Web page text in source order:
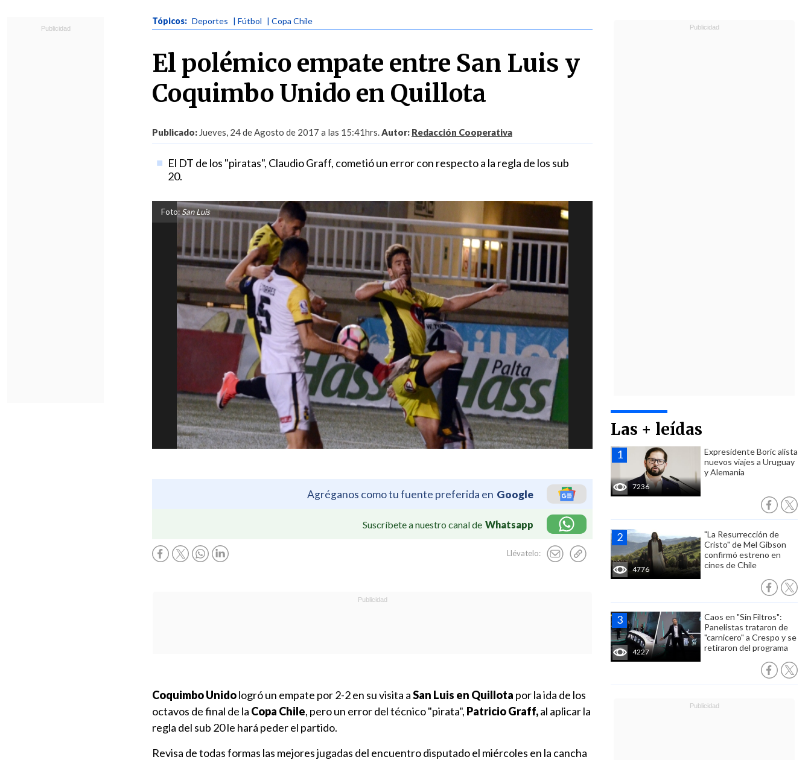
Tópicos: Deportes | Fútbol | Copa Chile
El polémico empate entre San Luis y
Coquimbo Unido en Quillota
Publicado: Jueves, 24 de Agosto de 2017 a las 15:41hrs.Autor: Redacción Cooperativa
El DT de los "piratas", Claudio Graff, cometió un error con respecto a la regla de los sub
20.
Foto:San Luis
Agréganos como tu fuente preferida en Google
Suscríbete a nuestro canal de Whatsapp
Llévatelo:
Las + leídas
7236
Expresidente Boric alista
nuevos viajes a Uruguay
y Alemania
4776
"La Resurrección de
Cristo" de Mel Gibson
confirmó estreno en
cines de Chile
4227
Caos en "Sin Filtros":
Panelistas trataron de
"carnicero" a Crespo y se
retiraron del programa
Coquimbo Unidologró un empate por 2-2 en su visita aSan Luis en Quillota por la ida de los
octavos de final de la Copa Chile, pero un error del técnico "pirata", Patricio Graff,al aplicar la
regla del sub 20 le hará peder el partido.
Revisa de todas formas las mejores jugadas del encuentro disputado el miércoles en la cancha